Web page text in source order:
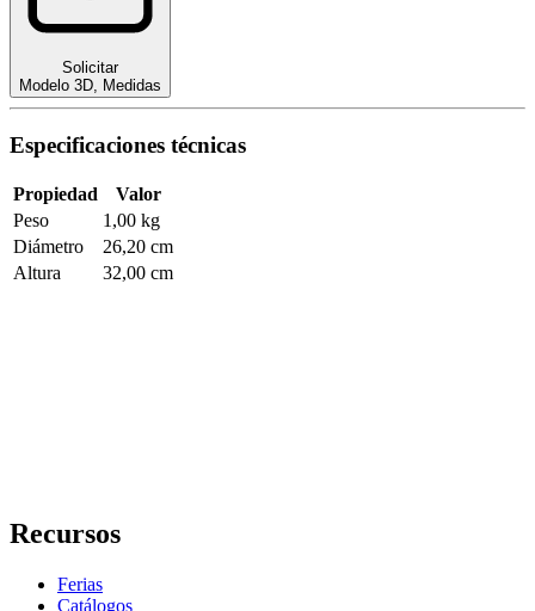
Solicitar
Modelo 3D
Medidas
Especificaciones técnicas
Propiedad
Valor
Peso
1,00 kg
Diámetro
26,20 cm
Altura
32,00 cm
Recursos
Ferias
Catálogos